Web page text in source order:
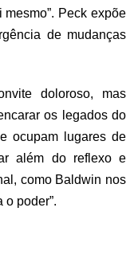
Peck expõe
de mudanças
doloroso, mas
os legados do
ocupam lugares de
além do reflexo e
como Baldwin nos
o poder”.